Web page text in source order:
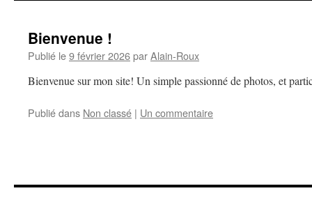
Bienvenue !
Publié le9 février 2026parAlain-Roux
Bienvenue sur mon site! Un simple passionné de photos, et
Publié dans Non classé | Un commentaire